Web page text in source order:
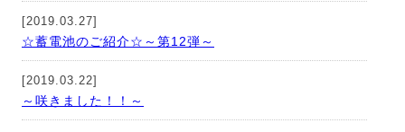
[2019.03.27]
☆蓄電池のご紹介☆～第12弾～
[2019.03.22]
～咲きました！！～